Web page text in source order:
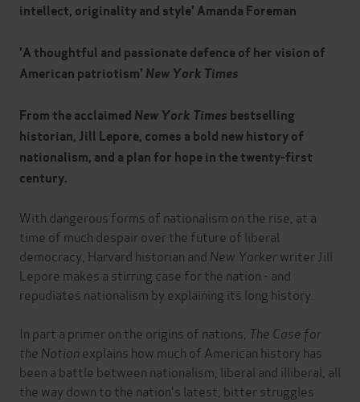
intellect, originality and style' Amanda Foreman
'A thoughtful and passionate defence of her vision of
American patriotism' New York Times
From the acclaimed New York Times bestselling
historian, Jill Lepore, comes a bold new history of
nationalism, and a plan for hope in the twenty-first
century.
With dangerous forms of nationalism on the rise, at a
time of much despair over the future of liberal
democracy, Harvard historian and New Yorkerwriter Jill
Lepore makes a stirring case for the nation - and
repudiates nationalism by explaining its long history.
In part a primer on the origins of nations, The Case for
the Nation explains how much of American history has
been a battle between nationalism, liberal and illiberal, all
the way down to the nation's latest, bitter struggles